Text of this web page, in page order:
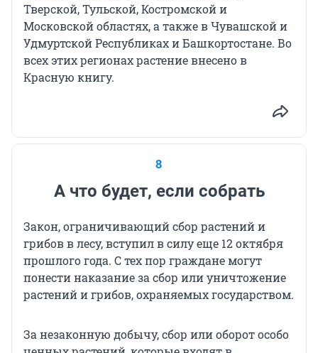
Тверской, Тульской, Костромской и
Московской областях, а также в Чувашской и
Удмуртской Республиках и Башкортостане. Во
всех этих регионах растение внесено в
Красную книгу.
8
А что будет, если собрать
Закон, ограничивающий сбор растений и
грибов в лесу, вступил в силу еще 12 октября
прошлого года. С тех пор граждане могут
понести наказание за сбор или уничтожение
растений и грибов, охраняемых государством.
За незаконную добычу, сбор или оборот особо